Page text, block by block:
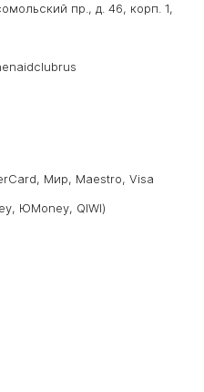
пр., д. 46, корп. 1,
Мир, Maestro, Visa
ЮMoney, QIWI)